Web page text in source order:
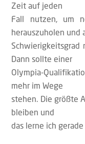
Zeit auf jeden
Fall nutzen, um
herauszuholen und
Schwierigkeitsgrad
Dann sollte einer
Olympia-
mehr im Wege
stehen. Die größte
bleiben und
das lerne ich